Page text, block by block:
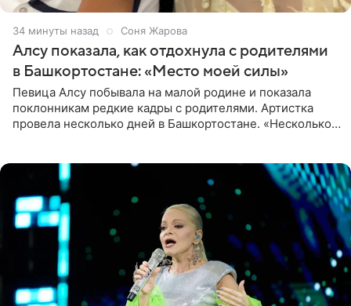
34 минуты назад Соня Жарова
Алсу показала, как отдохнула с родителями
в Башкортостане: «Место моей силы»
Певица Алсу побывала на малой родине и показала
поклонникам редкие кадры с родителями. Артистка
провела несколько дней в Башкортостане. «Несколько